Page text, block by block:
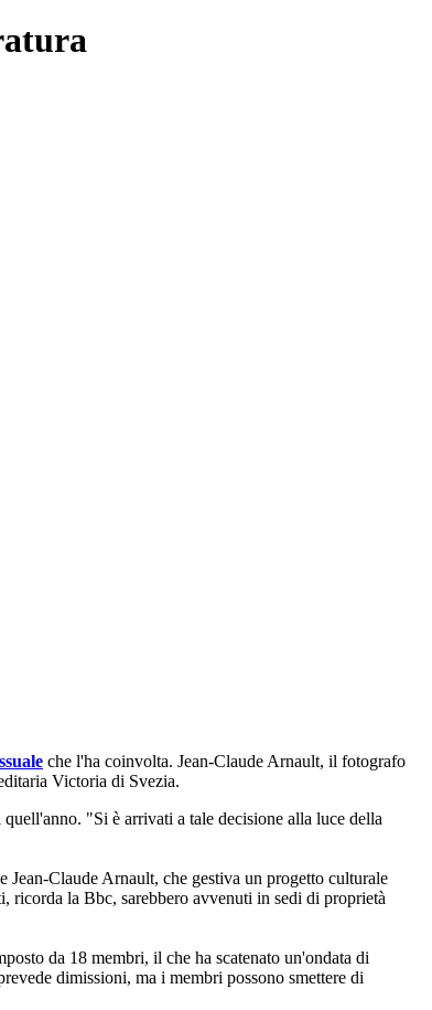
che l'ha coinvolta. Jean-Claude Arnault, il fotografo
Victoria di Svezia.
"Si è arrivati a tale decisione alla luce della
Jean-Claude Arnault, che gestiva un progetto culturale
ricorda la Bbc, sarebbero avvenuti in sedi di proprietà
da 18 membri, il che ha scatenato un'ondata di
dimissioni, ma i membri possono smettere di